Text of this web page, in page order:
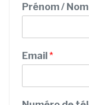
Prénom / Nom
r
é
m
Email*